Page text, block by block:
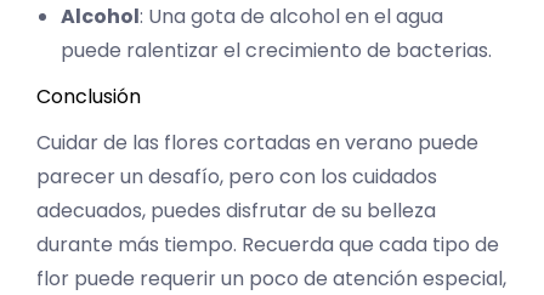
Alcohol: Una gota de alcohol en el agua
puede ralentizar el crecimiento de bacterias.
Conclusión
Cuidar de las flores cortadas en verano puede
parecer un desafío, pero con los cuidados
adecuados, puedes disfrutar de su belleza
durante más tiempo. Recuerda que cada tipo de
flor puede requerir un poco de atención especial,